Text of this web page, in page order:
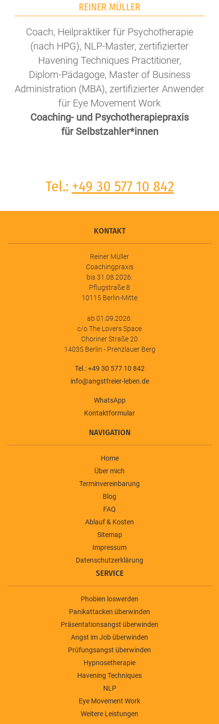
REINER MÜLLER
Coach, Heilpraktiker für Psychotherapie
(nach HPG), NLP-Master, zertifizierter
Havening Techniques Practitioner,
Diplom-Pädagoge, Master of Business
Administration (MBA), zertifizierter Anwender
für Eye Movement Work
Coaching- und Psychotherapiepraxis
für Selbstzahler*innen
Tel.: +49 30 577 10 842
KONTAKT
Reiner Müller
Coachingpraxis
bis 31.08.2026:
Pflugstraße 8
10115 Berlin-Mitte
ab 01.09.2026:
c/o The Lovers Space
Choriner Straße 20
14035 Berlin - Prenzlauer Berg
Tel.: +49 30 577 10 842
info@angstfreier-leben.de
WhatsApp
Kontaktformular
NAVIGATION
Home
Über mich
Terminvereinbarung
Blog
FAQ
Ablauf & Kosten
Sitemap
Impressum
Datenschutzerklärung
SERVICE
Phobien loswerden
Panikattacken überwinden
Präsentationsangst überwinden
Angst im Job überwinden
Prüfungsangst überwinden
Hypnosetherapie
Havening Techniques
NLP
Eye Movement Work
Weitere Leistungen